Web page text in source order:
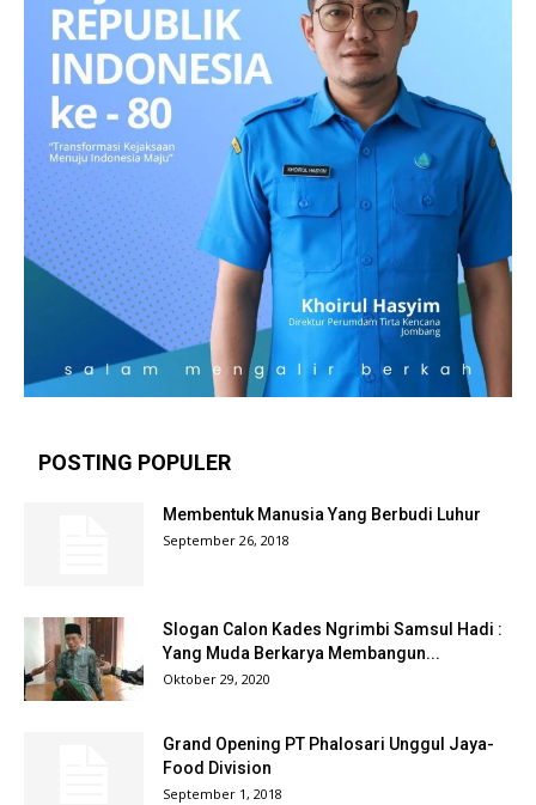
POSTING POPULER
Membentuk Manusia Yang Berbudi Luhur
September 26, 2018
Slogan Calon Kades Ngrimbi Samsul Hadi :
Yang Muda Berkarya Membangun...
Oktober 29, 2020
Grand Opening PT Phalosari Unggul Jaya-
Food Division
September 1, 2018